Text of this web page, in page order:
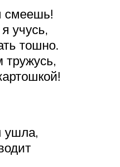
смеешь!
учусь,
тошно.
тружусь,
ушла,